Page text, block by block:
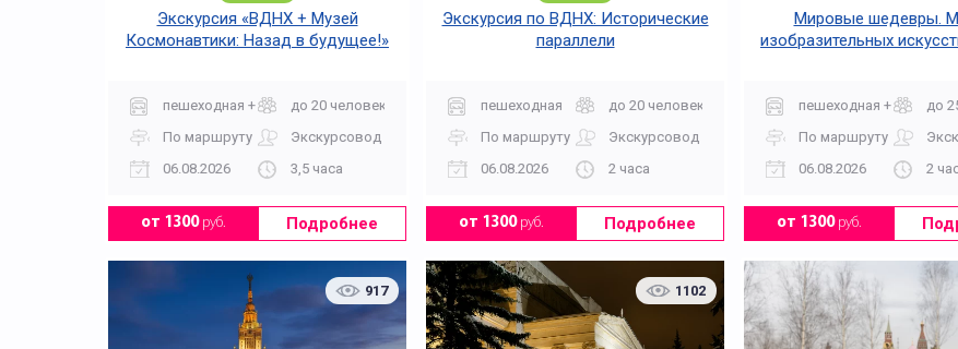
Экскурсия «ВДНХ + Музей
Космонавтики: Назад в будущее!»
пешеходная + музейдо 20 человек
По маршруту
Экскурсовод
06.08.2026
3,5 часа
от 1300руб. Подробнее
Экскурсия по ВДНХ: Исторические
параллели
пешеходная
до 20 человек
По маршруту
Экскурсовод
06.08.2026
2 часа
от 1300руб. Подробнее
Мировые шедевры.
изобразительных
пешеходная + музейдо
По маршруту
06.08.2026
2
от 1300руб.
917 1102